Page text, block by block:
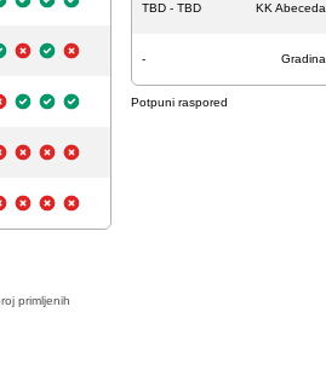
primljenih
TBD - TBD KK Abeceda
- Gradina
Potpuni raspored